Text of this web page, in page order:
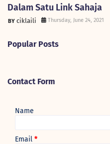
Dalam Satu Link Sahaja
ciklaili Thursday, June 24, 2021
Popular Posts
Contact Form
Name
Email *